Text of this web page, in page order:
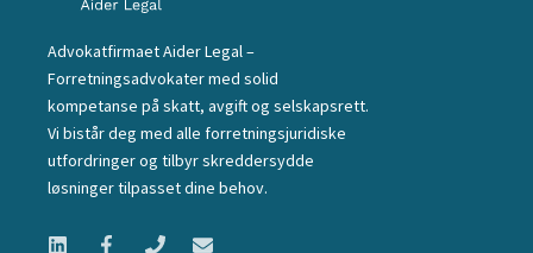
Advokatfirmaet Aider Legal –
Forretningsadvokater med solid
kompetanse på skatt, avgift og selskapsrett.
Vi bistår deg med alle forretningsjuridiske
utfordringer og tilbyr skreddersydde
løsninger tilpasset dine behov.